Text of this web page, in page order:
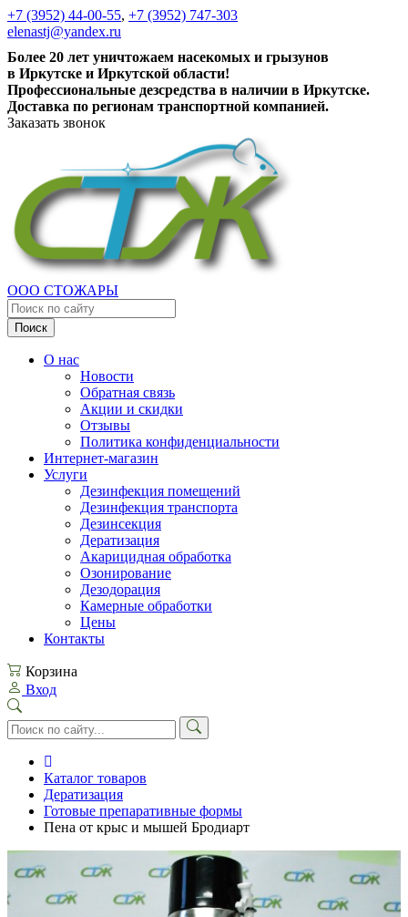
+7 (3952) 44-00-55, +7 (3952) 747-303
elenastj@yandex.ru
Более 20 лет уничтожаем насекомых и грызунов
в Иркутске и Иркутской области!
Профессиональные дезсредства в наличии в Иркутске.
Доставка по регионам транспортной компанией.
Заказать звонок
ООО СТОЖАРЫ
Поиск
О нас
Новости
Обратная связь
Акции и скидки
Отзывы
Политика конфиденциальности
Интернет-магазин
Услуги
Дезинфекция помещений
Дезинфекция транспорта
Дезинсекция
Дератизация
Акарицидная обработка
Озонирование
Дезодорация
Камерные обработки
Цены
Контакты
Корзина
Вход
Каталог товаров
Дератизация
Готовые препаративные формы
Пена от крыс и мышей Бродиарт